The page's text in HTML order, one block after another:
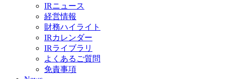
IRニュース
経営情報
財務ハイライト
IRカレンダー
IRライブラリ
よくあるご質問
免責事項